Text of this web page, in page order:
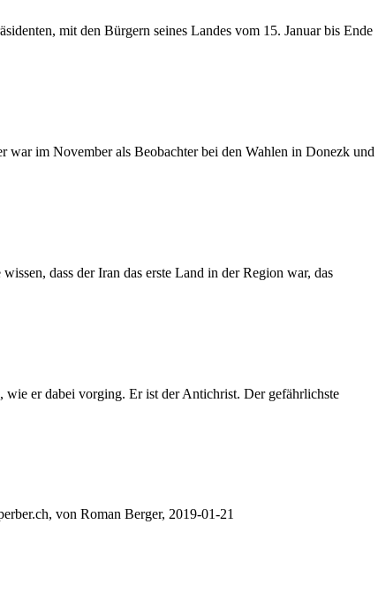
mit den Bürgern seines Landes vom 15. Januar bis Ende
im November als Beobachter bei den Wahlen in Donezk und
dass der Iran das erste Land in der Region war, das
wie er dabei vorging. Er ist der Antichrist. Der gefährlichste
von Roman Berger, 2019-01-21